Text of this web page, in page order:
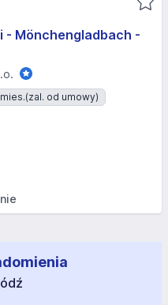
- Mönchengladbach -
(zal. od umowy)